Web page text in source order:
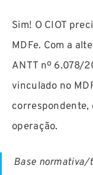
Sim! O CIOT
MDFe. Com a
ANTT nº 6.078/
vinculado no
correspondente,
operação.
Base normativa/